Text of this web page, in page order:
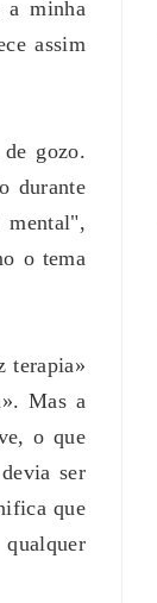
a minha
assim
gozo.
durante
o tema
terapia»
Mas a
o que
ser
que